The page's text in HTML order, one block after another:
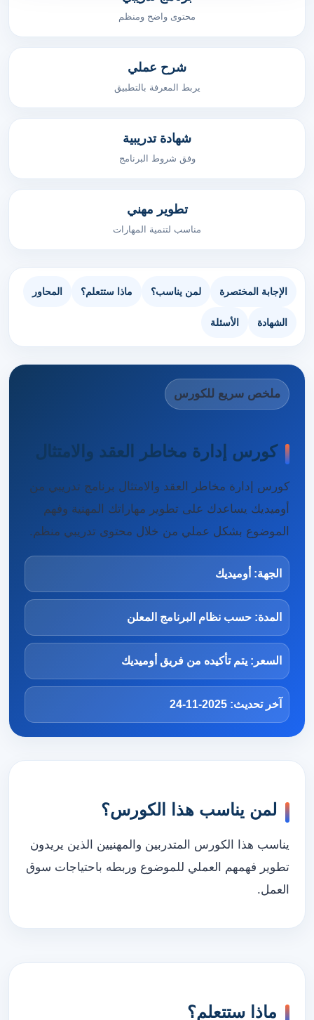
محتوى واضح ومنظم
شرح عملي
يربط المعرفة بالتطبيق
شهادة تدريبية
وفق شروط البرنامج
تطوير مهني
مناسب لتنمية المهارات
الإجابة المختصرة لمن يناسب؟ ماذا ستتعلم؟ المحاور
الشهادة الأسئلة
ملخص سريع للكورس
كورس إدارة مخاطر العقد والامتثال
كورس إدارة مخاطر العقد والامتثال برنامج تدريبي من
أوميديك يساعدك على تطوير مهاراتك المهنية وفهم
الموضوع بشكل عملي من خلال محتوى تدريبي منظم.
الجهة: أوميديك
المدة: حسب نظام البرنامج المعلن
السعر: يتم تأكيده من فريق أوميديك
آخر تحديث: 2025-11-24
لمن يناسب هذا الكورس؟
يناسب هذا الكورس المتدربين والمهنيين الذين يريدون
تطوير فهمهم العملي للموضوع وربطه باحتياجات سوق
العمل.
ماذا ستتعلم؟